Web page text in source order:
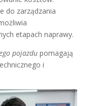
do zarządzania
etapach naprawy.
pojazdupomagają
i